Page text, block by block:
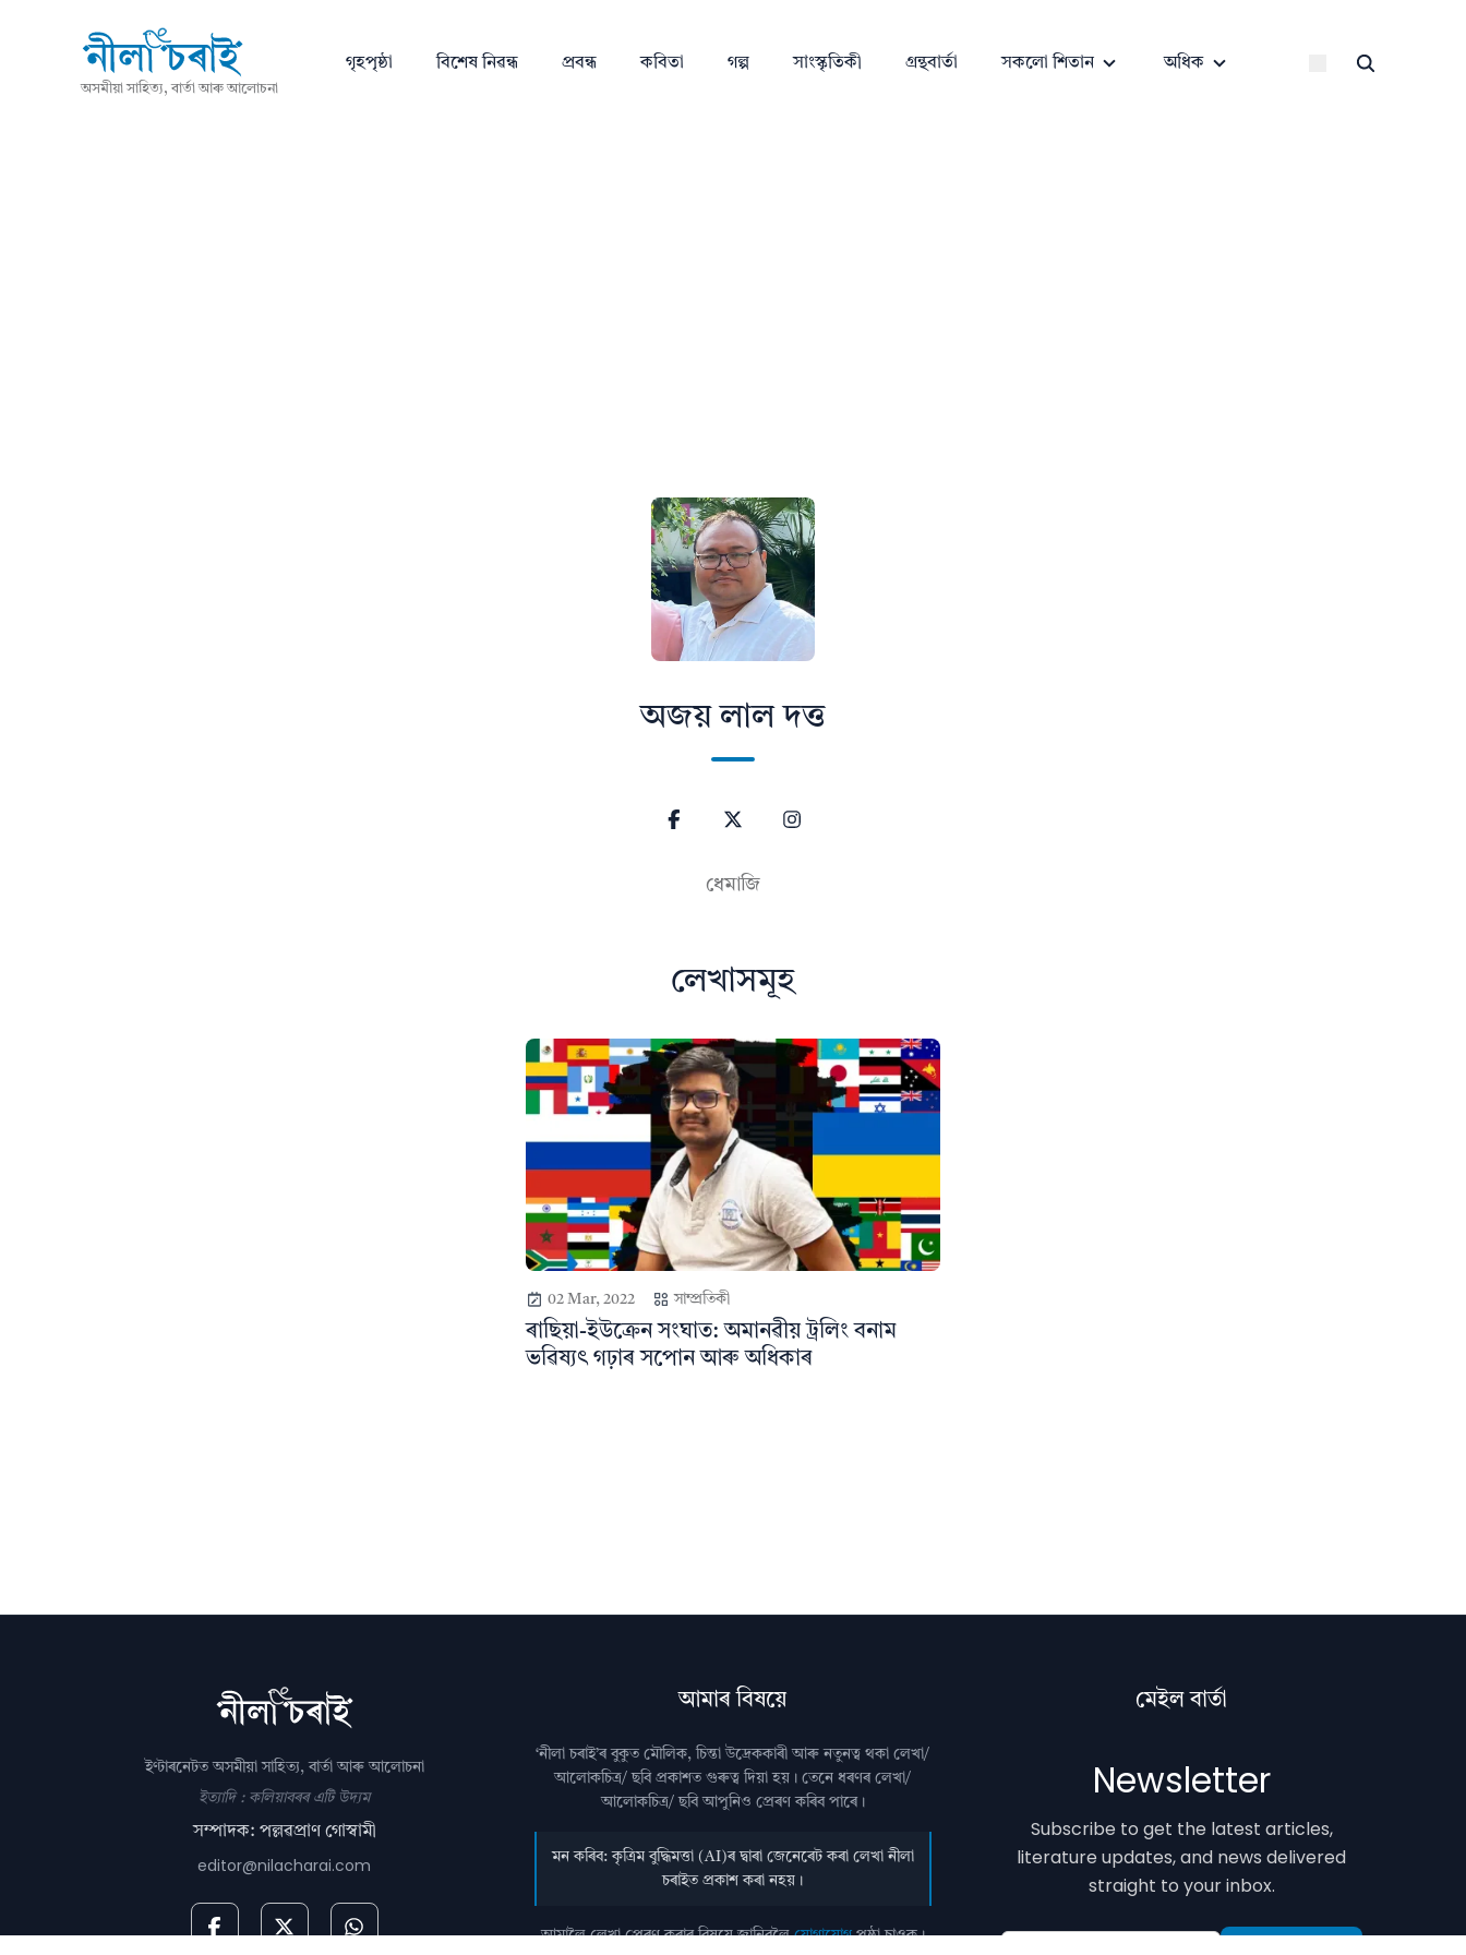
অসমীয়া সাহিত্য, বাৰ্তা আৰু আলোচনা
গৃহপৃষ্ঠা বিশেষ নিৱন্ধ প্ৰবন্ধ কবিতা গল্প সাংস্কৃতিকী গ্ৰন্থবাৰ্তা সকলো শিতান অধিক
অজয় লাল দত্ত
ধেমাজি
লেখাসমূহ
02 Mar, 2022 সাম্প্ৰতিকী
ৰাছিয়া-ইউক্ৰেন সংঘাত: অমানৱীয় ট্ৰলিং বনাম
ভৱিষ্যৎ গঢ়াৰ সপোন আৰু অধিকাৰ
ইণ্টাৰনেটত অসমীয়া সাহিত্য, বাৰ্তা আৰু আলোচনা
ইত্যাদি : কলিয়াবৰৰ এটি উদ্যম
সম্পাদক: পল্লৱপ্ৰাণ গোস্বামী
editor@nilacharai.com
আমাৰ বিষয়ে
‘নীলা চৰাই’ৰ বুকুত মৌলিক, চিন্তা উদ্রেককাৰী আৰু নতুনত্ব থকা লেখা/
আলোকচিত্ৰ/ ছবি প্রকাশত গুৰুত্ব দিয়া হয়। তেনে ধৰণৰ লেখা/
আলোকচিত্ৰ/ ছবি আপুনিও প্রেৰণ কৰিব পাৰে।
মন কৰিব: কৃত্ৰিম বুদ্ধিমত্তা (AI)ৰ দ্বাৰা জেনেৰেট কৰা লেখা নীলা
চৰাইত প্ৰকাশ কৰা নহয়।
আমালৈ লেখা প্ৰেৰণ কৰাৰ বিষয়ে জানিবলৈযোগাযোগপৃষ্ঠা চাওক।
মেইল বাৰ্তা
Newsletter
Subscribe to get the latest articles,
literature updates, and news delivered
straight to your inbox.